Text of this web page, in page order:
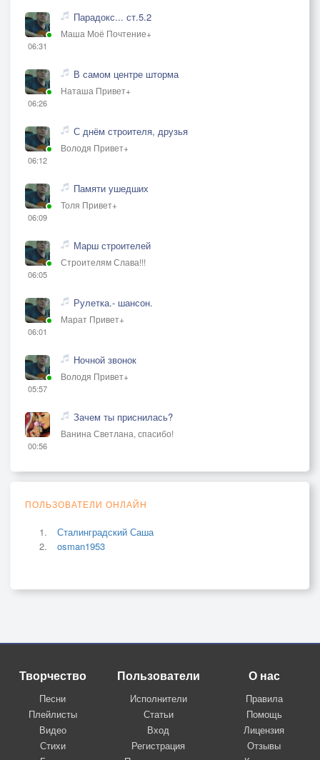
06:31
Парадокс... ст.5.2
Маша Моё Почтение+
06:26
В самом центре шторма
Наташа Привет+
06:12
С днём строителя, друзья
Володя Привет+
06:09
Памяти ушедших
Толя Привет+
06:05
Марш строителей
Строителям Слава!!!
06:01
Рулетка.- шансон.
Марат Привет+
05:57
Ночной звонок
Володя Привет+
00:56
Зачем ты приснилась?
Ванина Светлана, спасибо!
ПОЛЬЗОВАТЕЛИ ОНЛАЙН
Сталинградский Саша
osman1953
Творчество
Песни
Плейлисты
Видео
Стихи
Пользователи
Исполнители
Статьи
Вход
Регистрация
О нас
Правила
Помощь
Лицензия
Отзывы